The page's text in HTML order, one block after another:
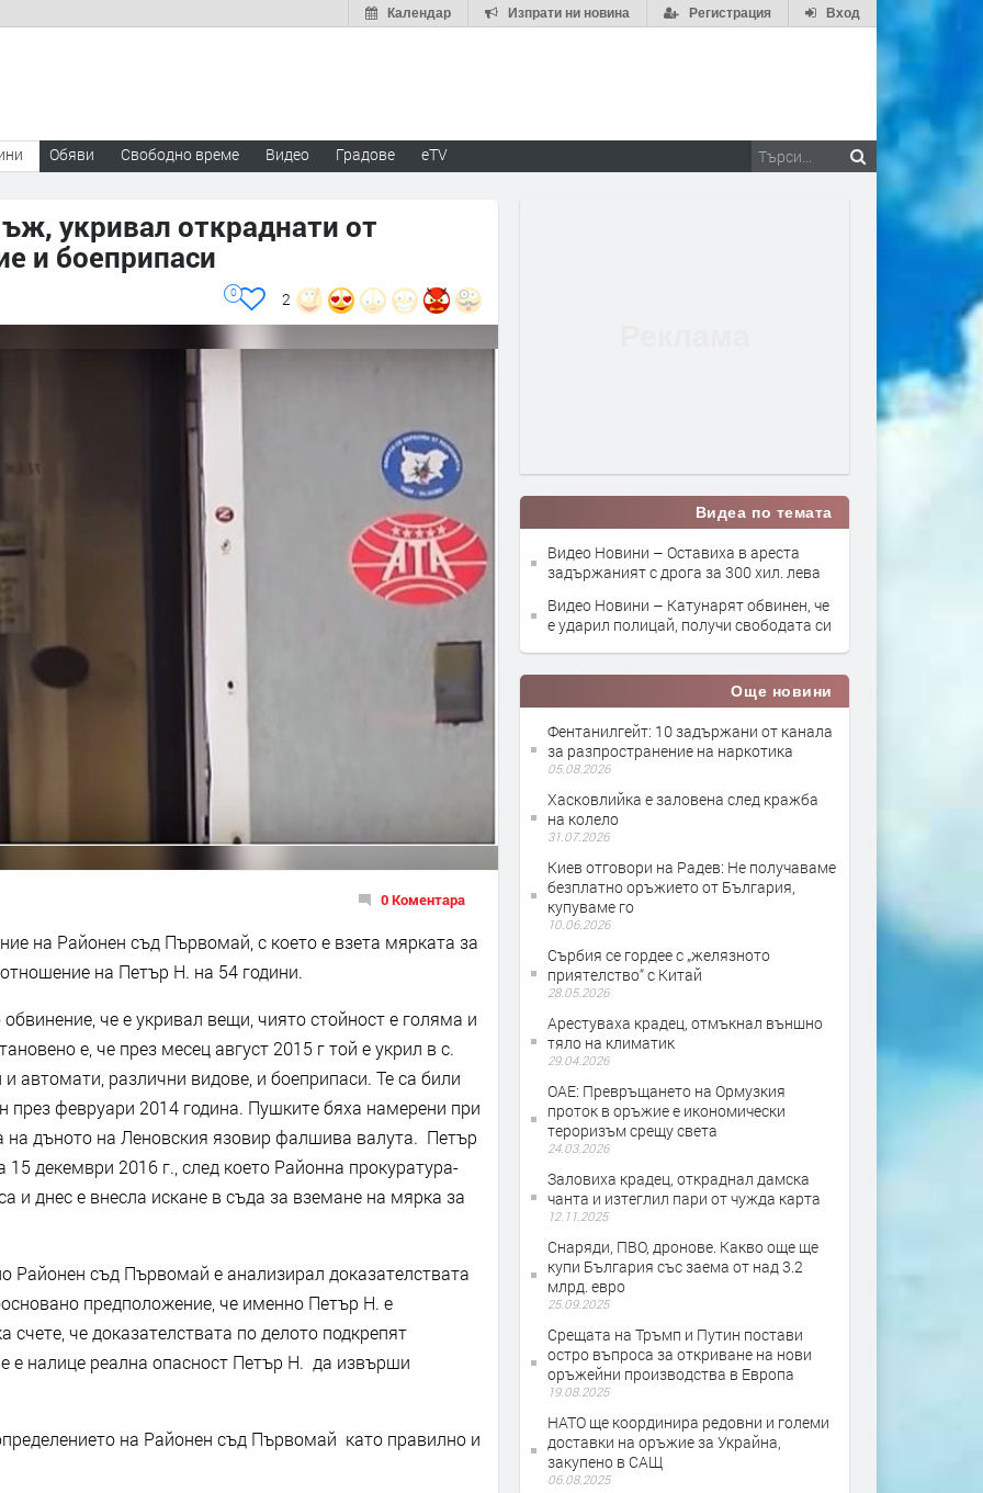
Вход
Регистрация
Изпрати ни новина
Календар
Обяви Свободно време Видео Градове eTV
укривал откраднати от
и боеприпаси
2
0
0 Коментара
на Районен съд Първомай, с което е взета мярката за
на Петър Н. на 54 години.
че е укривал вещи, чиято стойност е голяма и
е, че през месец август 2015 г той е укрил в с.
автомати, различни видове, и боеприпаси. Те са били
през февруари 2014 година. Пушките бяха намерени при
на дъното на Леновския язовир фалшива валута. Петър
декември 2016 г., след което Районна прокуратура-
и днес е внесла искане в съда за вземане на мярка за
Районен съд Първомай е анализирал доказателствата
предположение, че именно Петър Н. е
че доказателствата по делото подкрепят
е налице реална опасност Петър Н. да извърши
на Районен съд Първомай като правилно и
Видеа по темата
Видео Новини – Оставиха в ареста
задържаният с дрога за 300 хил. лева
Видео Новини – Катунарят обвинен, че
е ударил полицай, получи свободата си
Още новини
Фентанилгейт: 10 задържани от канала
за разпространение на наркотика
05.08.2026
Хасковлийка е заловена след кражба
на колело
31.07.2026
Киев отговори на Радев: Не получаваме
безплатно оръжието от България,
купуваме го
10.06.2026
Сърбия се гордее с „желязното
приятелство“ с Китай
28.05.2026
Арестуваха крадец, отмъкнал външно
тяло на климатик
29.04.2026
OAE: Превръщането на Ормузкия
проток в оръжие е икономически
тероризъм срещу света
24.03.2026
Заловиха крадец, откраднал дамска
чанта и изтеглил пари от чужда карта
12.11.2025
Снаряди, ПВО, дронове. Какво още ще
купи България със заема от над 3.2
млрд. евро
25.09.2025
Срещата на Тръмп и Путин постави
остро въпроса за откриване на нови
оръжейни производства в Европа
19.08.2025
НАТО ще координира редовни и големи
доставки на оръжие за Украйна,
закупено в САЩ
06.08.2025